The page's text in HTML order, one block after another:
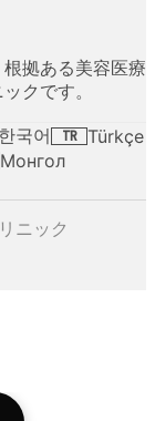
拠ある美容医療
クです。
한국어 TR Türkçe
Монгол
ニック